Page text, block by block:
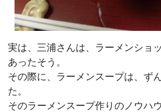
実は、三浦さんは、ラーメンショ
あったそう。
その際に、ラーメンスープは、ず
た。
そのラーメンスープ作りのノウ